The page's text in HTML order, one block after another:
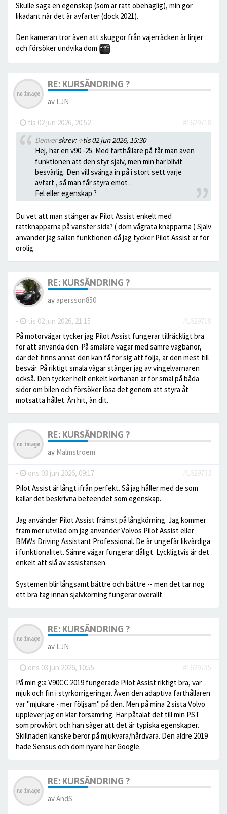
Skulle säga en egenskap (som är rätt obehaglig), min gör
likadant när det är avfarter (dock 2021).
Den kameran tror även att skuggor från vajerräcken är linjer
och försöker undvika dom
RE: KURSÄNDRING ?
av LJN
- tis 02 jun 2026, 20:52
#1629718
Denverskrev: ↑tis 02 jun 2026, 15:30
Hej, har en v90 -25. Med farthållare på får man även
funktionen att den styr själv, men min har blivit
besvärlig. Den vill svänga in på i stort sett varje
avfart , så man får styra emot .
Fel eller egenskap ?
Du vet att man stänger av Pilot Assist enkelt med
rattknapparna på vänster sida? ( dom vågräta knapparna ) Själv
använder jag sällan funktionen då jag tycker Pilot Assist är för
orolig.
RE: KURSÄNDRING ?
av apersson850
- tis 02 jun 2026, 21:15
#1629719
På motorvägar tycker jag Pilot Assist fungerar tillräckligt bra
för att använda den. På smalare vägar med sämre vägbanor,
där det finns annat den kan få för sig att följa, är den mest till
besvär. På riktigt smala vägar stänger jag av vingelvarnaren
också. Den tycker helt enkelt körbanan är för smal på båda
sidor om bilen och försöker lösa det genom att styra åt
motsatta hållet. Än hit, än dit.
RE: KURSÄNDRING ?
av Malmstroem
- ons 03 jun 2026, 09:17
#1629733
Pilot Assist är långt ifrån perfekt. Så jag håller med de som
kallar det beskrivna beteendet som egenskap.
Jag använder Pilot Assist främst på långkörning. Jag kommer
fram mer utvilad om jag använder Volvos Pilot Assist eller
BMWs Driving Assistant Professional. De är ungefär likvärdiga
i funktionalitet. Sämre vägar fungerar dåligt. Lyckligtvis är det
enkelt att slå av assistansen.
Systemen blir långsamt bättre och bättre -- men det tar nog
ett bra tag innan självkörning fungerar överallt.
RE: KURSÄNDRING ?
av LJN
- ons 03 jun 2026, 10:55
#1629735
På min g:a V90CC 2019 fungerade Pilot Assist riktigt bra, var
mjuk och fin i styrkorrigeringar. Även den adaptiva farthållaren
var "mjukare - mer följsam" på den. Men på mina 2 sista Volvo
upplever jag en klar försämring. Har påtalat det till min PST
som provkört och han säger att det är typiska egenskaper.
Skillnaden kanske beror på mjukvara/hårdvara. Den äldre 2019
hade Sensus och dom nyare har Google.
RE: KURSÄNDRING ?
avAndS